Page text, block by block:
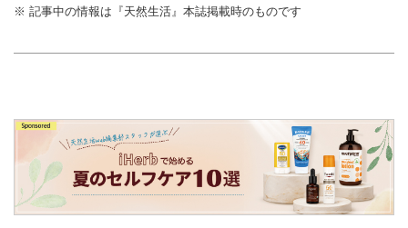
※ 記事中の情報は『天然生活』本誌掲載時のものです